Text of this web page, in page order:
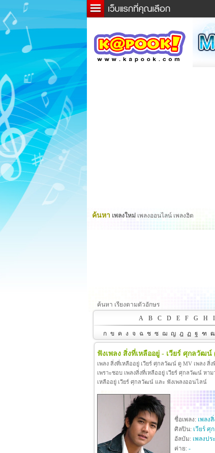
ค้นหา เพลงใหม่ เพลงออนไลน์ เพลงฮิต
ค้นหา เรียงตามตัวอักษร
A
B C D E F G H I
ก ข ค ง จ ฉ ช ซ ฌ ญ ฎ ฏ ฐ ฑ ฒ
ฟังเพลง สิ่งที่เหลืออยู่ - เวียร์ ศุกลวัฒน์
เพลง สิ่งที่เหลืออยู่ เวียร์ ศุกลวัฒน์ ดู MV เพลง สิ่
เพราะชอบ เพลงสิ่งที่เหลืออยู่ เวียร์ ศุกลวัฒน์ หา
เหลืออยู่ เวียร์ ศุกลวัฒน์ และ ฟังเพลงออนไลน์
ชื่อเพลง: เพลง
ศิลปิน: เวียร์ ศุ
อัลบัม: เพลงป
ค่าย: -